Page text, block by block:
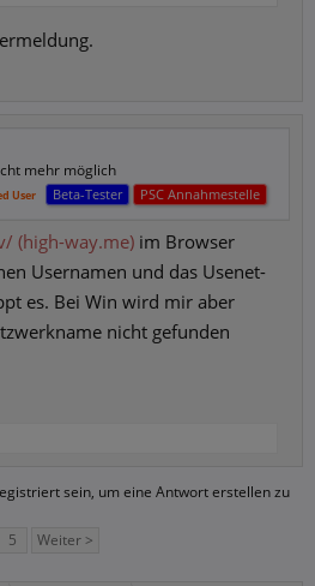
mehr möglich
User Beta-Tester PSC Annahmestelle
(high-way.me) im Browser
Usernamen und das Usenet-
es. Bei Win wird mir aber
nicht gefunden
sein, um eine Antwort erstellen zu
5 Weiter >